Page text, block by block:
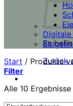
Es
Zurück
Digitale
Start / Produkte
Filter
Alle 10